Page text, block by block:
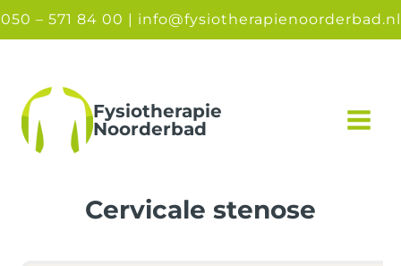
Doorgaan
naar
050 – 571 84 00 | info@fysiotherapienoorderbad.nl
Fysiotherapie
Noorderbad
Cervicale stenose